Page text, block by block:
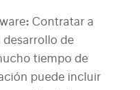
: Contratar a
desarrollo de
tiempo de
puede incluir